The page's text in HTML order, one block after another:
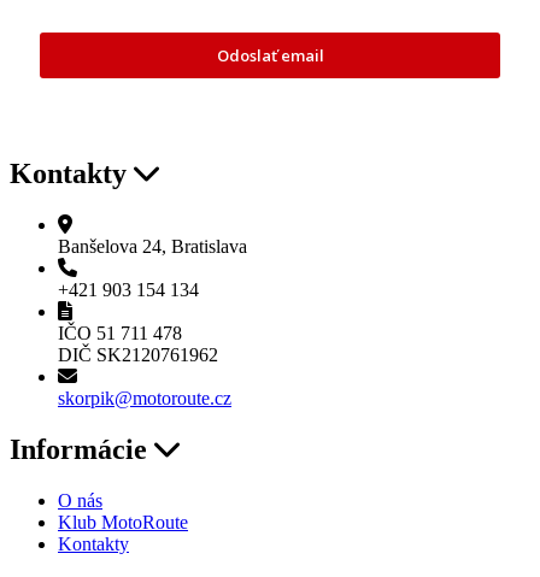
Odoslať email
Kontakty
Banšelova 24, Bratislava
+421 903 154 134
IČO 51 711 478
DIČ SK2120761962
skorpik@motoroute.cz
Informácie
O nás
Klub MotoRoute
Kontakty